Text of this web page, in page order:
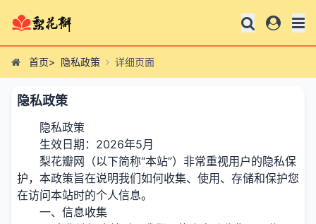
首页> 隐私政策 详细页面
隐私政策
隐私政策
生效日期：2026年5月
梨花瓣网（以下简称“本站”）非常重视用户的隐私保
护，本政策旨在说明我们如何收集、使用、存储和保护您
在访问本站时的个人信息。
一、信息收集